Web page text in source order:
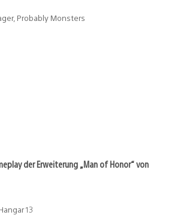
Probably Monsters
der Erweiterung „Man of Honor“ von
13